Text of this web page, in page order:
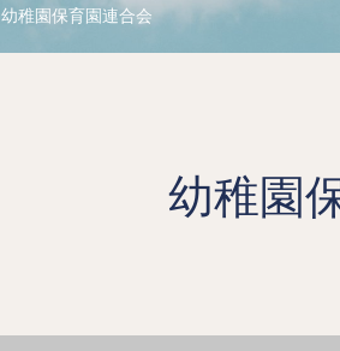
幼稚園保育園連合会
幼稚園